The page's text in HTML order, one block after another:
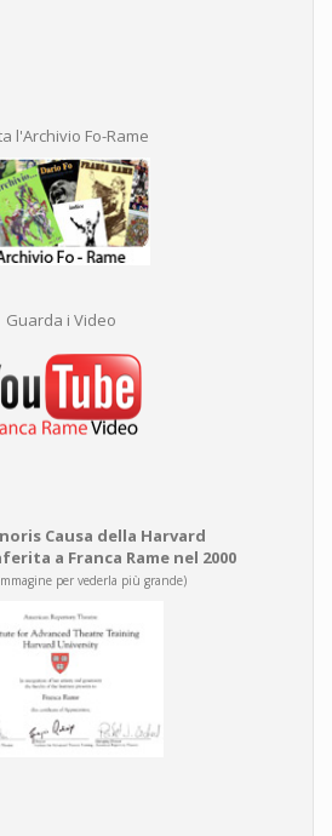
l'Archivio Fo-Rame
Guarda i Video
Causa della Harvard
a Franca Rame nel 2000
per vederla più grande)